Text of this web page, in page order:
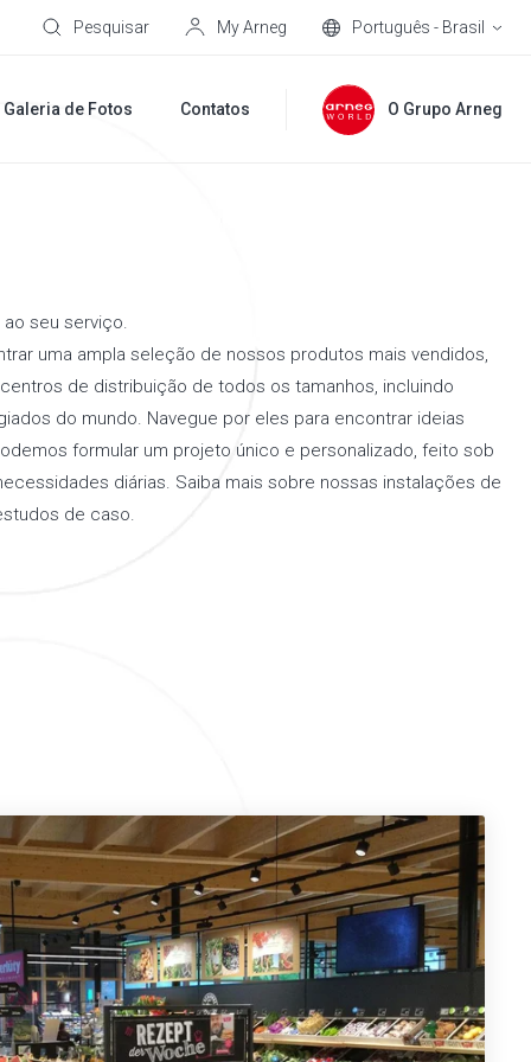
Pesquisar My Arneg Português - Brasil
Galeria de Fotos Contatos O Grupo Arneg
seu serviço.
uma ampla seleção de nossos produtos mais vendidos,
de distribuição de todos os tamanhos, incluindo
do mundo. Navegue por eles para encontrar ideias
formular um projeto único e personalizado, feito sob
diárias. Saiba mais sobre nossas instalações de
de caso.